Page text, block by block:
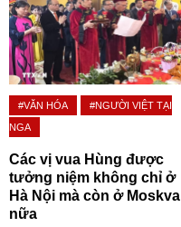
#VĂN HÓA
#NGƯỜI VIỆT TẠI
NGA
Các vị vua Hùng được
tưởng niệm không chỉ ở
Hà Nội mà còn ở Moskva
nữa